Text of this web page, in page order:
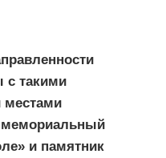
с такими
мемориальный
и памятник